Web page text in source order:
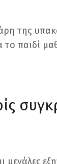
της
παιδί
μεγάλες